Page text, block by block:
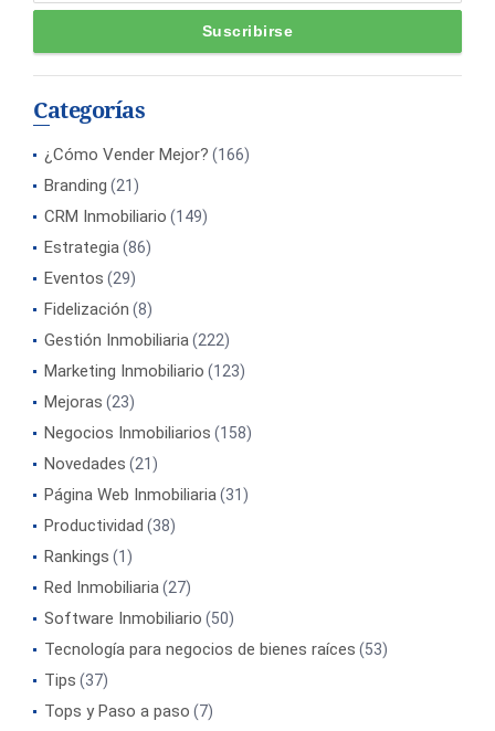
Categorías
¿Cómo Vender Mejor? (166)
Branding (21)
CRM Inmobiliario (149)
Estrategia(86)
Eventos (29)
Fidelización (8)
Gestión Inmobiliaria(222)
Marketing Inmobiliario (123)
Mejoras (23)
Negocios Inmobiliarios (158)
Novedades (21)
Página Web Inmobiliaria(31)
Productividad (38)
Rankings (1)
Red Inmobiliaria(27)
Software Inmobiliario (50)
Tecnología para negocios de bienes raíces (53)
Tips (37)
Tops y Paso a paso (7)